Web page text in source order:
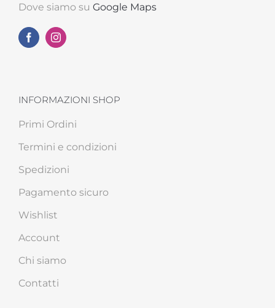
Dove siamo su Google Maps
INFORMAZIONI SHOP
Primi Ordini
Termini e condizioni
Spedizioni
Pagamento sicuro
Wishlist
Account
Chi siamo
Contatti